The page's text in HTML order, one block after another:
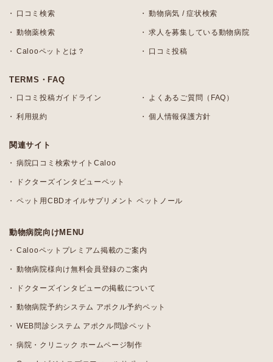
口コミ検索 動物病気 / 症状検索
動物薬検索 求人を募集している動物病院
Calooペットとは？ 口コミ投稿
TERMS・FAQ
口コミ投稿ガイドライン よくあるご質問（FAQ）
利用規約 個人情報保護方針
関連サイト
病院口コミ検索サイトCaloo
ドクターズインタビューペット
ペット用CBDオイルサプリメント ペットノール
動物病院向けMENU
Calooペットプレミアム掲載のご案内
動物病院様向け無料会員登録のご案内
ドクターズインタビューの掲載について
動物病院予約システム アポクル予約ペット
WEB問診システム アポクル問診ペット
病院・クリニック ホームページ制作